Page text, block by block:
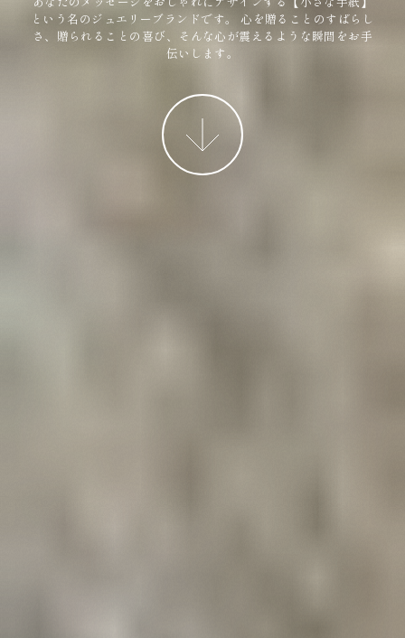
という名のジュエリーブランドです。
心を贈ることのすばらし
さ、贈られることの喜び、そんな心が震えるような瞬間をお手
伝いします。